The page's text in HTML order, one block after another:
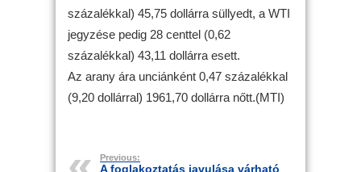
százalékkal) 45,75 dollárra süllyedt, a WTI
jegyzése pedig 28 centtel (0,62
százalékkal) 43,11 dollárra esett.
Az arany ára unciánként 0,47 százalékkal
(9,20 dollárral) 1961,70 dollárra nőtt.(MTI)
Previous:
A foglakoztatás javulása várható